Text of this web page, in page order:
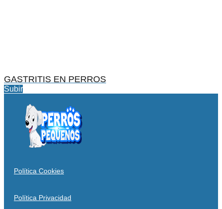
GASTRITIS EN PERROS
Subir
Política Cookies
Política Privacidad